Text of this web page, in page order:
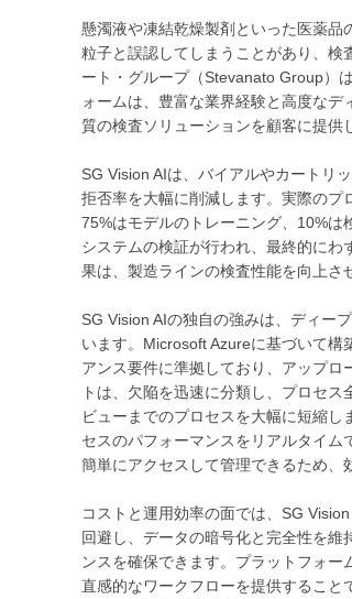
懸濁液や凍結乾燥製剤といった医薬品
粒子と誤認してしまうことがあり、検
ート・グループ（Stevanato Group）
ォームは、豊富な業界経験と高度な
質の検査ソリューションを顧客に提供
SG Vision AIは、バイアルやカートリ
拒否率を大幅に削減します。実際の
75%はモデルのトレーニング、10%は
システムの検証が行われ、最終的に
果は、製造ラインの検査性能を向上さ
SG Vision AIの独自の強みは、ディー
います。Microsoft Azureに基づいて構
アンス要件に準拠しており、アップ
トは、欠陥を迅速に分類し、プロセ
ビューまでのプロセスを大幅に短縮
セスのパフォーマンスをリアルタイ
簡単にアクセスして管理できるため、
コストと運用効率の面では、SG
回避し、データの暗号化と完全性を
ンスを確保できます。プラットフォ
直感的なワークフローを提供すること